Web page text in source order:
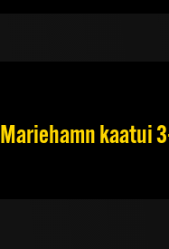
kaatui